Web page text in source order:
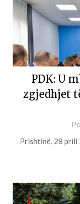
PDK: U
zgjedhjet
Prishtinë, 28 prill